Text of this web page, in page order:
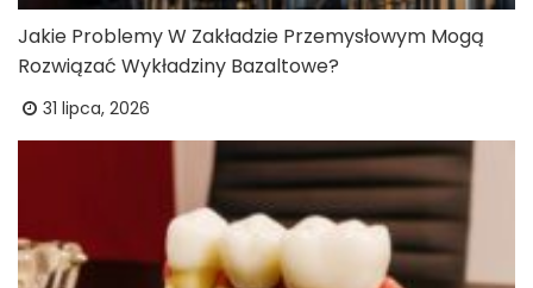
Jakie Problemy W Zakładzie Przemysłowym Mogą
Rozwiązać Wykładziny Bazaltowe?
31 lipca, 2026